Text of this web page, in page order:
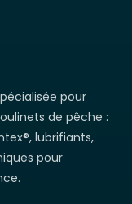
pour
de pêche :
lubrifiants,
pour